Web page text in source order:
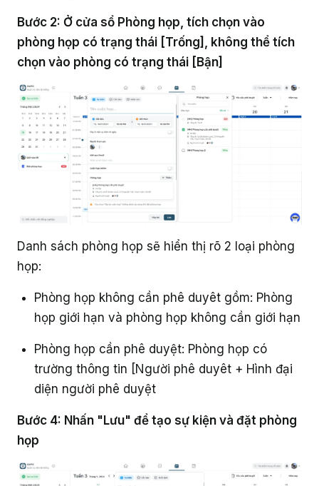
Giáo dục
Bước 2: Ở cửa sổ Phòng họp, tích chọn vào
phòng họp có trạng thái [Trống], không thể tích
chọn vào phòng có trạng thái [Bận]
Danh sách phòng họp sẽ hiển thị rõ 2 loại phòng
họp:
Phòng họp không cần phê duyêt gồm: Phòng
họp giới hạn và phòng họp không cần giới hạn
Phòng họp cần phê duyệt: Phòng họp có
trường thông tin [Người phê duyêt + Hình đại
diện người phê duyệt
Bước 4: Nhấn "Lưu" để tạo sự kiện và đặt phòng
họp